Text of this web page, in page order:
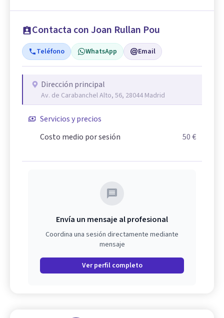
Contacta con Joan Rullan Pou
Teléfono WhatsApp Email
Dirección principal
Av. de Carabanchel Alto, 56, 28044 Madrid
Servicios y precios
Costo medio por sesión
50 €
Envía un mensaje al profesional
Coordina una sesión directamente mediante
mensaje
Ver perfil completo